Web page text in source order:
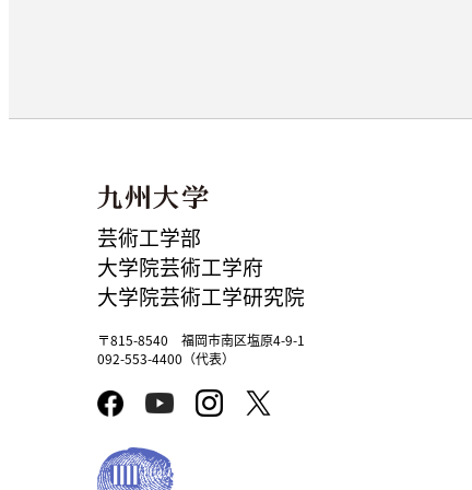
芸術工学部
大学院芸術工学府
大学院芸術工学研究院
〒815-8540 福岡市南区塩原4-9-1
092-553-4400（代表）